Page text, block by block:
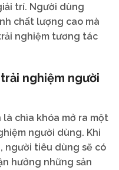
trí. Người dùng
chất lượng cao mà
nghiệm tương tác
nghiệm người
là chìa khóa mở ra một
người dùng. Khi
người tiêu dùng sẽ có
hưởng những sản